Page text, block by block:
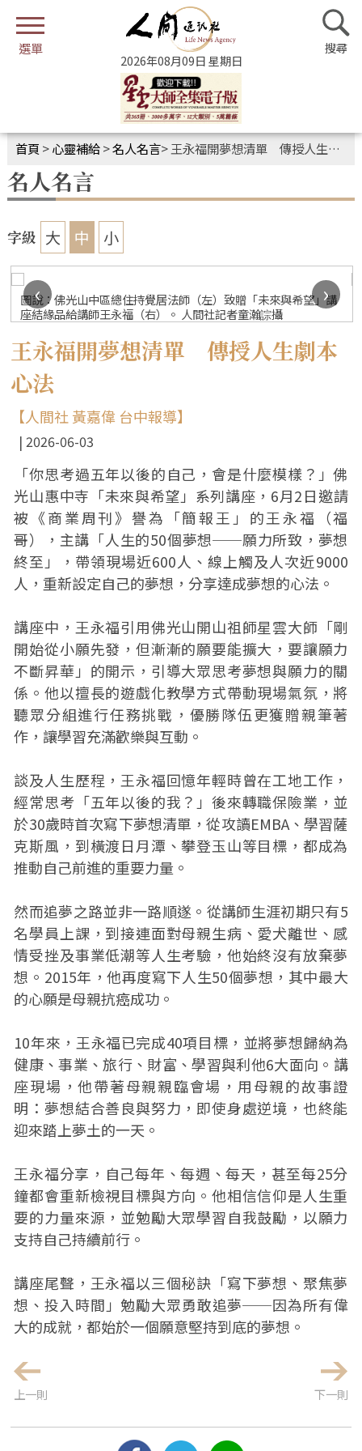
2026年08月09日 星期日
首頁 >心靈補給>名人名言>王永福開夢想清單 傳授人生劇本心法
名人名言
字級 大 中 小
圖說：佛光山中區總住持覺居法師（左）致贈「未來與希望」講
座結緣品給講師王永福（右）。 人間社記者童瀚誴攝
‹
›
王永福開夢想清單 傳授人生劇本
心法
【人間社 黃嘉偉 台中報導】
2026-06-03
「你思考過五年以後的自己，會是什麼模樣？」佛
光山惠中寺「未來與希望」系列講座，6月2日邀請
被《商業周刊》譽為「簡報王」的王永福（福
哥），主講「人生的50個夢想──願力所致，夢想
終至」，帶領現場近600人、線上觸及人次近9000
人，重新設定自己的夢想，分享達成夢想的心法。
講座中，王永福引用佛光山開山祖師星雲大師「剛
開始從小願先發，但漸漸的願要能擴大，要讓願力
不斷昇華」的開示，引導大眾思考夢想與願力的關
係。他以擅長的遊戲化教學方式帶動現場氣氛，將
聽眾分組進行任務挑戰，優勝隊伍更獲贈親筆著
作，讓學習充滿歡樂與互動。
談及人生歷程，王永福回憶年輕時曾在工地工作，
經常思考「五年以後的我？」後來轉職保險業，並
於30歲時首次寫下夢想清單，從攻讀EMBA、學習薩
克斯風，到橫渡日月潭、攀登玉山等目標，都成為
推動自己前進的重要力量。
然而追夢之路並非一路順遂。從講師生涯初期只有5
名學員上課，到接連面對母親生病、愛犬離世、感
情受挫及事業低潮等人生考驗，他始終沒有放棄夢
想。2015年，他再度寫下人生50個夢想，其中最大
的心願是母親抗癌成功。
10年來，王永福已完成40項目標，並將夢想歸納為
健康、事業、旅行、財富、學習與利他6大面向。講
座現場，他帶著母親親臨會場，用母親的故事證
明：夢想結合善良與努力，即使身處逆境，也終能
迎來踏上夢土的一天。
王永福分享，自己每年、每週、每天，甚至每25分
鐘都會重新檢視目標與方向。他相信信仰是人生重
要的力量來源，並勉勵大眾學習自我鼓勵，以願力
支持自己持續前行。
講座尾聲，王永福以三個秘訣「寫下夢想、聚焦夢
想、投入時間」勉勵大眾勇敢追夢──因為所有偉
大的成就，都始於一個願意堅持到底的夢想。
上一則 下一則